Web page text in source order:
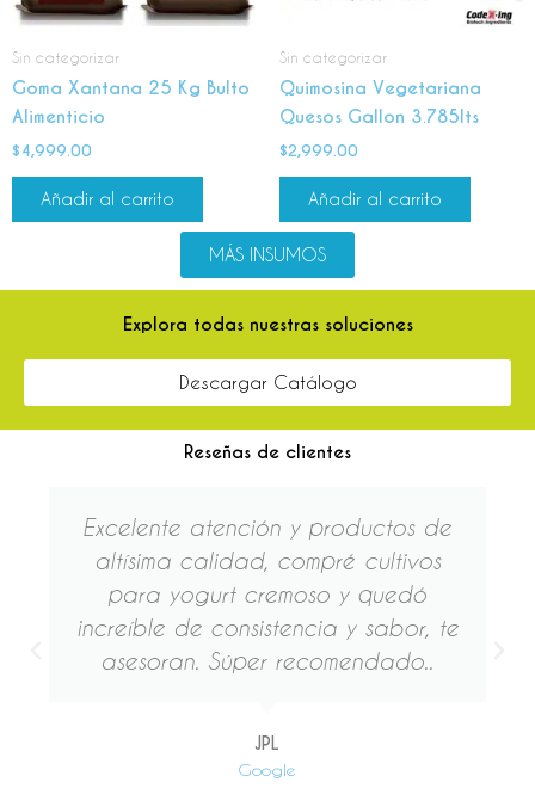
Sin categorizar
Goma Xantana 25 Kg Bulto
Alimenticio
$4,999.00
Añadir al carrito
Sin categorizar
Quimosina Vegetariana
Quesos Gallon 3.785lts
$2,999.00
Añadir al carrito
MÁS INSUMOS
Explora todas nuestras soluciones
Descargar Catálogo
Reseñas de clientes
Excelente atención y productos de
altísima calidad, compré cultivos
para yogurt cremoso y quedó
increíble de consistencia y sabor, te
asesoran. Súper recomendado..
JPL
Google